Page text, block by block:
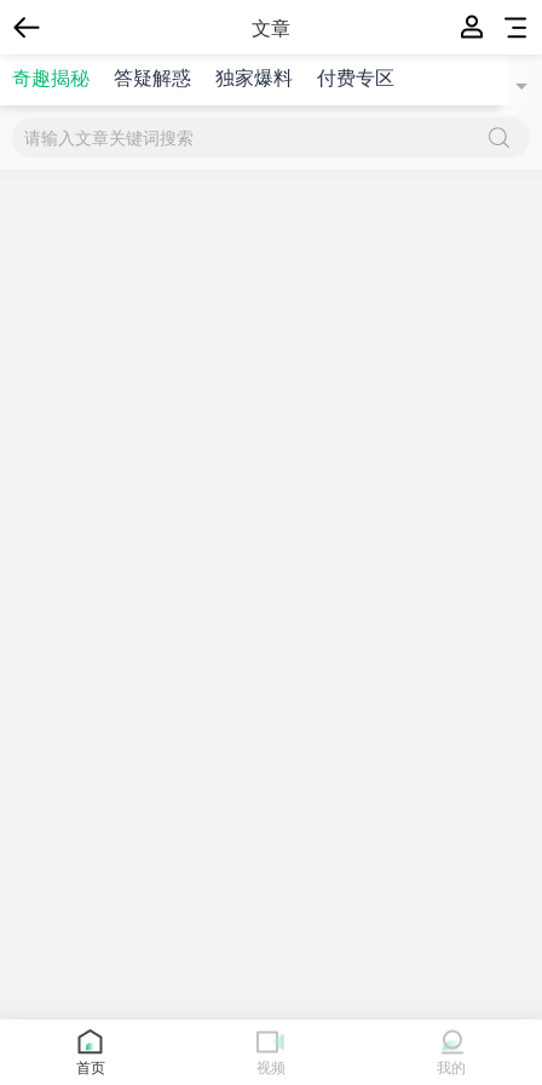
文章
奇趣揭秘
答疑解惑 独家爆料 付费专区
{$title}
首页 视频 我的